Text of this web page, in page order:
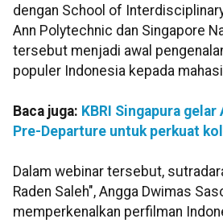
dengan School of
Ann Polytechnic dan Singapore
tersebut menjadi awal
populer Indonesia kepada
Baca juga: KBRI Singapura gelar
Pre-Departure untuk perkuat
Dalam webinar tersebut,
Raden Saleh", Angga Dwimas
memperkenalkan perfilman